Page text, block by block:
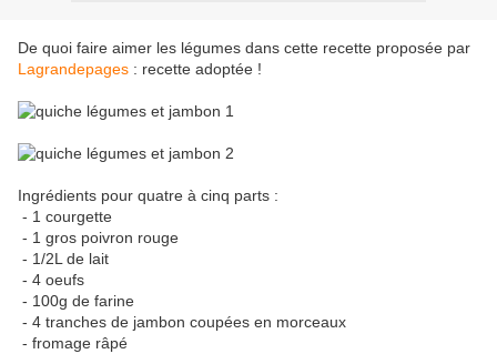
De quoi faire aimer les légumes dans cette recette proposée par
Lagrandepages : recette adoptée !
Ingrédients pour quatre à cinq parts :
- 1 courgette
- 1 gros poivron rouge
- 1/2L de lait
- 4 oeufs
- 100g de farine
- 4 tranches de jambon coupées en morceaux
- fromage râpé